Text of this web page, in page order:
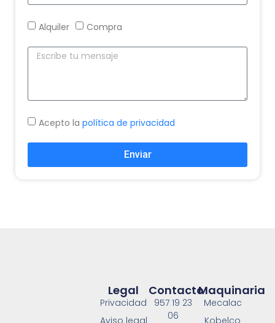
Alquiler Compra
Acepto la política de privacidad
Enviar
Contacto
957 19 23
06
Legal
Privacidad
Aviso legal
Maquinaria
Mecalac
Kobelco